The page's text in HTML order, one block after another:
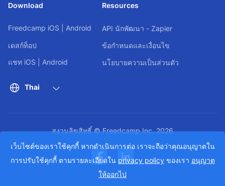
เว็บไซต์ของเราใช้คุกกี้ หากดำเนินการต่อ เราจะถือว่าคุณอนุญาตใน
การปรับใช้คุกกี้ ตามรายละเอียดใน privacy policyของเรา อนุญาต
ให้ออกไป
Download
Freedcamp iOS Android
เดสก์ท็อป
แชท iOS Android
Resources
API นักพัฒนา - Zapier
ข้อกำหนดและเงื่อนไข
นโยบายความเป็นส่วนตัว
สงวนลิขสิทธิ์ © Freedcamp Inc. 2026
Thai